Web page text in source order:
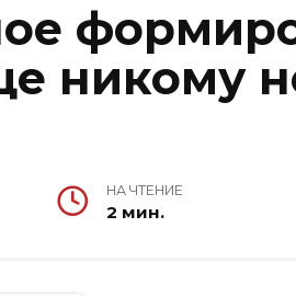
никому
НА ЧТЕНИЕ
2 мин.